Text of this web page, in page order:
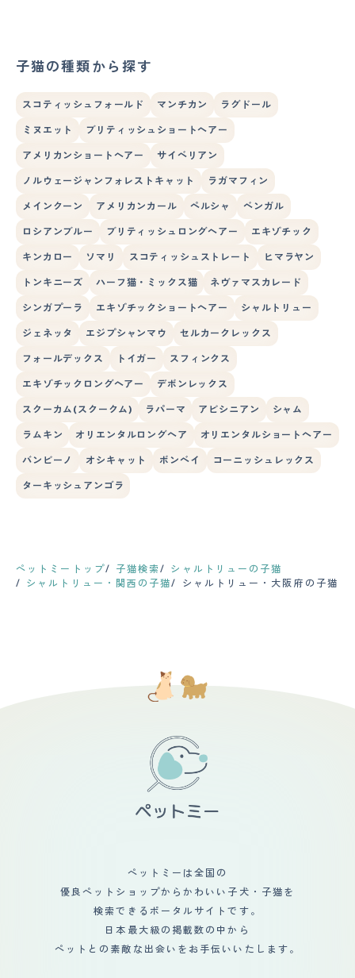
子猫の種類から探す
スコティッシュフォールド マンチカン ラグドール
ミヌエット ブリティッシュショートヘアー
アメリカンショートヘアー サイベリアン
ノルウェージャンフォレストキャット ラガマフィン
メインクーン アメリカンカール ペルシャ ベンガル
ロシアンブルー ブリティッシュロングヘアー エキゾチック
キンカロー ソマリ スコティッシュストレート ヒマラヤン
トンキニーズ ハーフ猫・ミックス猫 ネヴァマスカレード
シンガプーラ エキゾチックショートヘアー シャルトリュー
ジェネッタ エジプシャンマウ セルカークレックス
フォールデックス トイガー スフィンクス
エキゾチックロングヘアー デボンレックス
スクーカム(スクークム) ラパーマ アビシニアン シャム
ラムキン オリエンタルロングヘア オリエンタルショートヘアー
バンビーノ オシキャット ボンベイ コーニッシュレックス
ターキッシュアンゴラ
ペットミートップ 子猫検索
シャルトリューの子猫
シャルトリュー・関西の子猫
シャルトリュー・大阪府の子猫
ペットミーは全国の
優良ペットショップからかわいい子犬・子猫を
検索できるポータルサイトです。
日本最大級の掲載数の中から
ペットとの素敵な出会いをお手伝いいたします。